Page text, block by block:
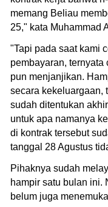
memang Beliau
25," kata Muhammad
"Tapi pada saat kami
pembayaran, ternyata
pun menjanjikan.
secara kekeluargaan,
sudah ditentukan
untuk apa namanya
di kontrak tersebut
tanggal 28 Agustus
Pihaknya sudah
hampir satu bulan ini.
belum juga